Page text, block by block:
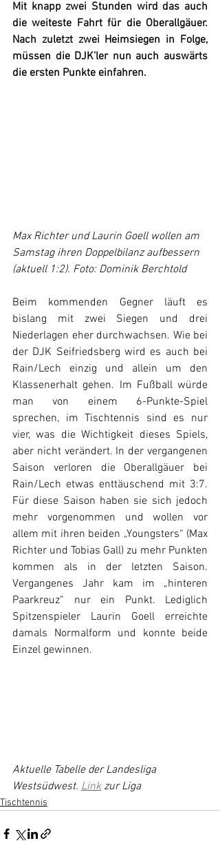
Mit knapp zwei Stunden wird das auch
die weiteste Fahrt für die Oberallgäuer.
Nach zuletzt zwei Heimsiegen in Folge,
müssen die DJK’ler nun auch auswärts
die ersten Punkte einfahren.
Max Richter und Laurin Goell wollen am
Samstag ihren Doppelbilanz aufbessern
(aktuell 1:2). Foto: Dominik Berchtold
Beim kommenden Gegner läuft es
bislang mit zwei Siegen und drei
Niederlagen eher durchwachsen. Wie bei
der DJK Seifriedsberg wird es auch bei
Rain/Lech einzig und allein um den
Klassenerhalt gehen. Im Fußball würde
man von einem 6-Punkte-Spiel
sprechen, im Tischtennis sind es nur
vier, was die Wichtigkeit dieses Spiels,
aber nicht verändert. In der vergangenen
Saison verloren die Oberallgäuer bei
Rain/Lech etwas enttäuschend mit 3:7.
Für diese Saison haben sie sich jedoch
mehr vorgenommen und wollen vor
allem mit ihren beiden „Youngsters“ (Max
Richter und Tobias Gall) zu mehr Punkten
kommen als in der letzten Saison.
Vergangenes Jahr kam im „hinteren
Paarkreuz“ nur ein Punkt. Lediglich
Spitzenspieler Laurin Goell erreichte
damals Normalform und konnte beide
Einzel gewinnen.
Aktuelle Tabelle der Landesliga
Westsüdwest. Link zur Liga
Tischtennis